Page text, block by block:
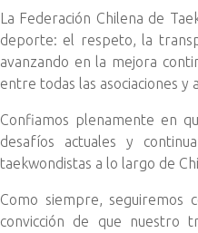
La Federación Chilena de
deporte: el respeto, la
avanzando en la mejora
entre todas las asociaciones
Confiamos plenamente en
desafíos actuales y
taekwondistas a lo largo de
Como siempre, seguiremos
convicción de que nuestro